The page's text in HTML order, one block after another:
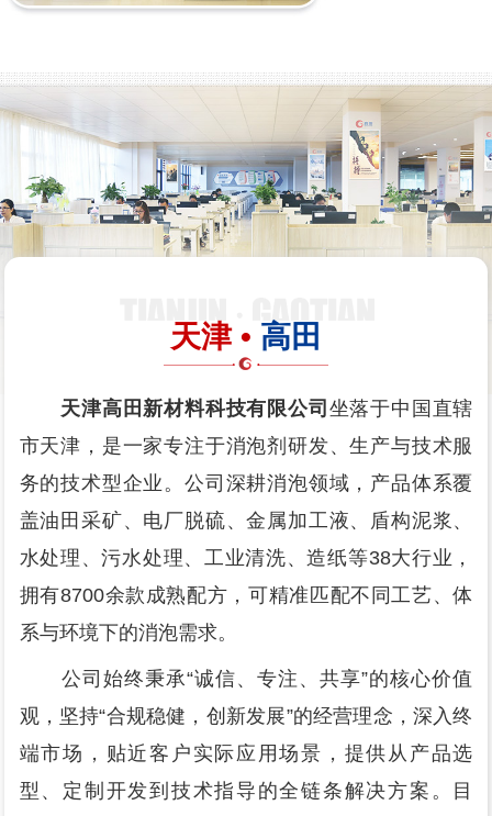
天津 • 高田
天津高田新材料科技有限公司 坐落于中国直辖
市天津，是一家专注于消泡剂研发、生产与技术服
务的技术型企业。公司深耕消泡领域，产品体系覆
盖油田采矿、电厂脱硫、金属加工液、盾构泥浆、
水处理、污水处理、工业清洗、造纸等38大行业，
拥有8700余款成熟配方，可精准匹配不同工艺、体
系与环境下的消泡需求。
公司始终秉承“诚信、专注、共享”的核心价值
观，坚持“合规稳健，创新发展”的经营理念，深入终
端市场，贴近客户实际应用场景，提供从产品选
型、定制开发到技术指导的全链条解决方案。目